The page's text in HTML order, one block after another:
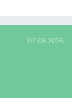
07.08.2026